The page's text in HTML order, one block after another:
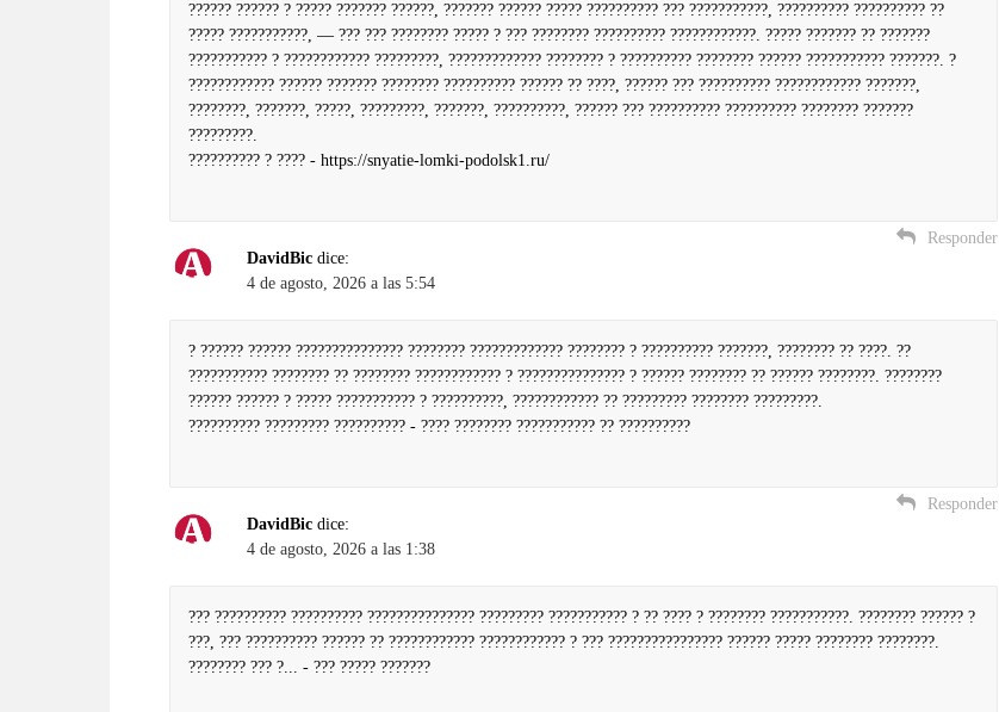
?????? ?????? ? ????? ??????? ??????, ??????? ?????? ????? ?????????? ??? ???????????, ?????????? ?????????? ??
????? ???????????, — ??? ??? ???????? ????? ? ??? ???????? ?????????? ????????????. ????? ??????? ?? ???????
??????????? ? ???????????? ?????????, ????????????? ???????? ? ?????????? ???????? ?????? ??????????? ???????. ?
???????????? ?????? ??????? ???????? ?????????? ?????? ?? ????, ?????? ??? ?????????? ???????????? ???????,
????????, ???????, ?????, ?????????, ???????, ??????????, ?????? ??? ?????????? ?????????? ???????? ???????
?????????.
?????????? ? ???? - https://snyatie-lomki-podolsk1.ru/
Responder
DavidBic dice:
4 de agosto, 2026 a las 5:54
? ?????? ?????? ??????????????? ???????? ????????????? ???????? ? ?????????? ???????, ???????? ?? ????. ??
??????????? ???????? ?? ???????? ???????????? ? ??????????????? ? ?????? ???????? ?? ?????? ????????. ????????
?????? ?????? ? ????? ??????????? ? ??????????, ???????????? ?? ????????? ???????? ?????????.
?????????? ????????? ?????????? - ???? ???????? ??????????? ?? ??????????
Responder
DavidBic dice:
4 de agosto, 2026 a las 1:38
??? ?????????? ?????????? ??????????????? ????????? ??????????? ? ?? ???? ? ???????? ???????????. ???????? ?????? ?
???, ??? ?????????? ?????? ?? ???????????? ???????????? ? ??? ???????????????? ?????? ????? ???????? ????????.
???????? ??? ?... - ??? ????? ???????